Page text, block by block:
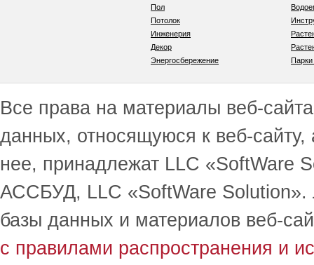
Пол
Потолок
Инженерия
Декор
Энергосбережение
Все права на материалы веб-
данных, относящуюся к веб-
нее, принадлежат LLC
АССБУД, LLC «SoftWare Solution».
базы данных и материалов веб-
с правилами распространения и